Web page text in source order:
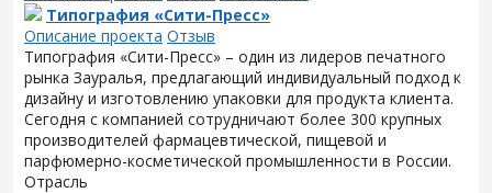
Типография «Сити-Пресс»
Описание проекта Отзыв
Типография «Сити-Пресс» – один из лидеров печатного
рынка Зауралья, предлагающий индивидуальный подход к
дизайну и изготовлению упаковки для продукта клиента.
Сегодня с компанией сотрудничают более 300 крупных
производителей фармацевтической, пищевой и
парфюмерно-косметической промышленности в России.
Отрасль